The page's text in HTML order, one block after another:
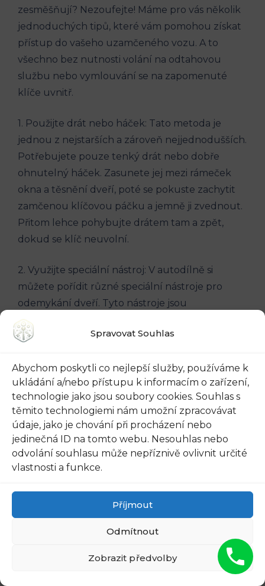
Spravovat Souhlas
Abychom poskytli co nejlepší služby, používáme k
ukládání a/nebo přístupu k informacím o zařízení,
technologie jako jsou soubory cookies. Souhlas s
těmito technologiemi nám umožní zpracovávat
údaje, jako je chování při procházení nebo
jedinečná ID na tomto webu. Nesouhlas nebo
odvolání souhlasu může nepříznivě ovlivnit určité
vlastnosti a funkce.
Příjmout
Odmítnout
Zobrazit předvolby
zesměšňují? Nezoufejte! Máme pro vás několik
jednoduchých tipů, které vám pomohou získat
přístup do vašeho uzamčeného vozu. A to
všechno bez nutnosti volání na odtahovou
službu nebo vymlouvání se na zapomenuté
klíče uvnitř.
1. Použijte drát nebo háček: Tato metoda je
jednou z nejstarších a zároveň nejjednodušších.
Potřebujete pouze tenký drát nebo dobře
ohnutelný háček. Zasunete jej mezi rámeček
okna a těsnění dveří, poté se pokuste zachytit
zamčenou klíčovou páčku a jemně ji zvednout.
Přitom lehce pohybujte drátem tam a zpět,
dokud se klíč neuvolní.
2. Využijte speciální nástroj: V autodílně si
můžete pořídit různé speciální nástroje pro
odemykání dveří. Tyto nástroje jsou
konstruovány tak, aby zachycovaly klíčovou
páčku uvnitř dveří a umožnily vám ji otočit.
mnohokrát, protože i kdybyste se ocitli v nouzi
jen jednou, už za to bude stát.
3. Zkuste zapomenutý klíč otevřít magnetem:
Pokud se při posledním výletu do přírody (nebo
zbytečně riskantním selfie) při přistavení
telefonu na prasklé okno přiložil magnet,
magnet na místo, kde si myslíte, že je klíč, a
lehce s ním pohybujte. Pokuste se najít ten
správný úhel a klíč by se měl zachytit a dovolit